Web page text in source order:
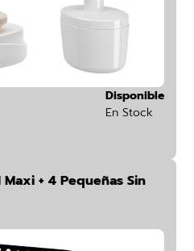
Disponible
En Stock
Maxi + 4 Pequeñas Sin